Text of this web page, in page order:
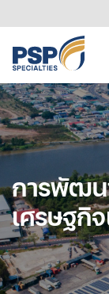
การพัฒน
เศรษฐกิ